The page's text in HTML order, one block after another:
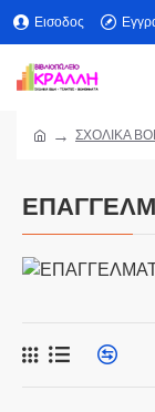
Εισοδος
ΣΧΟΛΙΚΑ